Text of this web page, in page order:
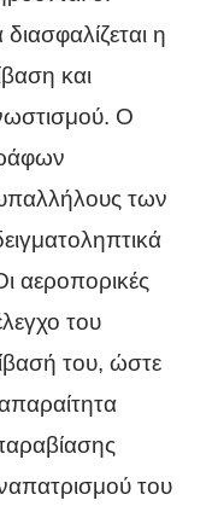
η
και
Ο
των
αεροπορικές
του
του, ώστε
του